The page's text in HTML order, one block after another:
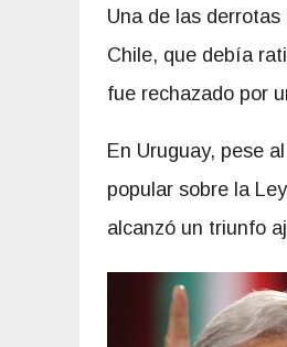
Una de las
Chile, que debía
fue rechazado por
En Uruguay, pese
popular sobre la
alcanzó un triunfo